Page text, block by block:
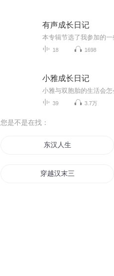
有声成长日记
本专辑节选了我参加的
18 1698
小雅成长日记
39 3.7万
您是不是在找：
东汉人生
穿越汉末三国时